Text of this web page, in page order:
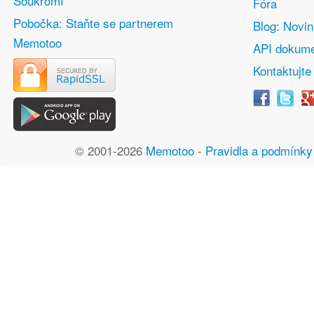
Pobočka: Staňte se partnerem
Memotoo
Blog:
API
© 2001-2026 Memotoo- Pravidla a podmínky